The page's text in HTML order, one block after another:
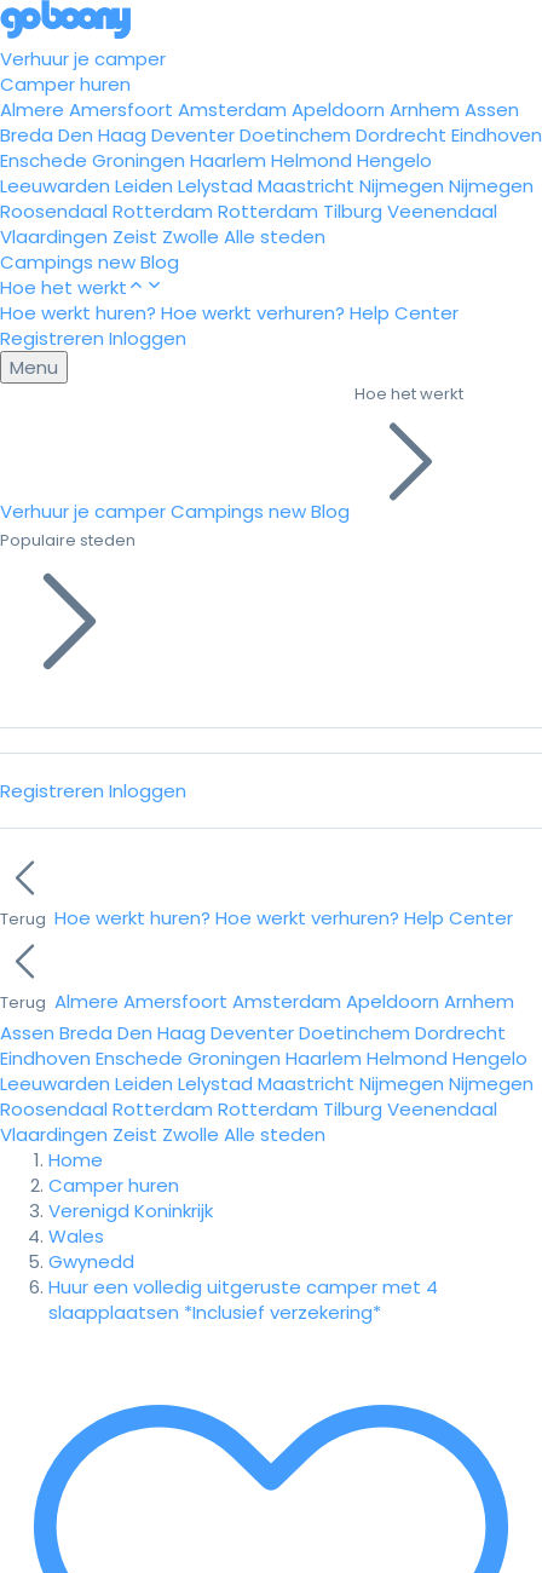
Verhuur je camper
Camper huren
Almere Amersfoort Amsterdam Apeldoorn Arnhem Assen
Breda Den Haag DeventerDoetinchem Dordrecht Eindhoven
Enschede Groningen Haarlem Helmond Hengelo
Leeuwarden Leiden Lelystad Maastricht Nijmegen Nijmegen
Roosendaal Rotterdam Rotterdam Tilburg Veenendaal
Vlaardingen Zeist Zwolle Alle steden
Campings newBlog
Hoe het werkt
Hoe werkt huren? Hoe werkt verhuren? Help Center
Registreren Inloggen
Menu
Verhuur je camperCampings newBlog
Hoe het werkt
Populaire steden
Registreren Inloggen
Terug Hoe werkt huren? Hoe werkt verhuren? Help Center
Terug Almere Amersfoort Amsterdam Apeldoorn Arnhem
Assen Breda Den Haag DeventerDoetinchem Dordrecht
Eindhoven Enschede Groningen Haarlem Helmond Hengelo
Leeuwarden Leiden Lelystad Maastricht Nijmegen Nijmegen
Roosendaal Rotterdam Rotterdam Tilburg Veenendaal
Vlaardingen Zeist Zwolle Alle steden
Home
Camper huren
Verenigd Koninkrijk
Wales
Gwynedd
Huur een volledig uitgeruste camper met 4
slaapplaatsen *Inclusief verzekering*